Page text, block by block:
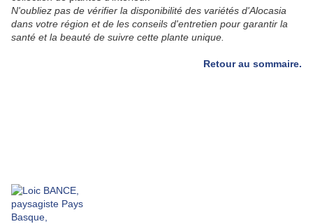
N'oubliez pas de vérifier la disponibilité des variétés d'Alocasia
dans votre région et de les conseils d'entretien pour garantir la
santé et la beauté de suivre cette plante unique.
Retour au sommaire.